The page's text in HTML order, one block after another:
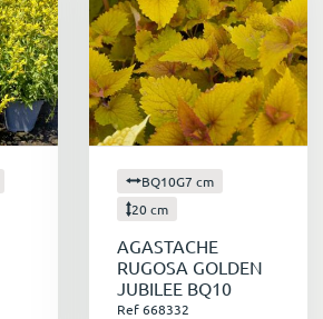
BQ10G7 cm
20 cm
AGASTACHE
RUGOSA GOLDEN
JUBILEE BQ10
Ref 668332